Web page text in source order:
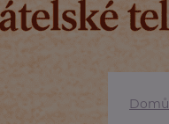
Domů